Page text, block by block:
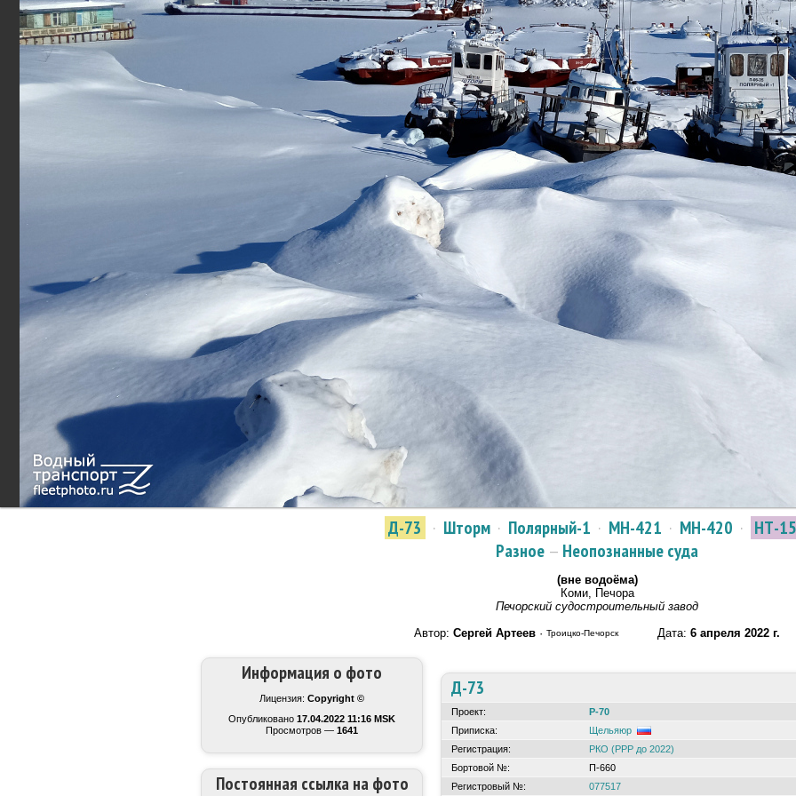
Д-73 · Шторм · Полярный-1 · МН-421 · МН-420 · НТ-
Разное — Неопознанные суда
(вне водоёма)
Коми, Печора
Печорский судостроительный завод
Автор: Сергей Артеев · Троицко-ПечорскДата: 6 апреля 2022 г.
Информация о фото
Лицензия: Copyright ©
Опубликовано 17.04.2022 11:16 MSK
Просмотров — 1641
Постоянная ссылка на фото
Д-73
Проект:
Р-70
Приписка:
Щельяюр
Регистрация:
РКО (РРР до 2022)
Бортовой №:
П-660
Регистровый №:
077517